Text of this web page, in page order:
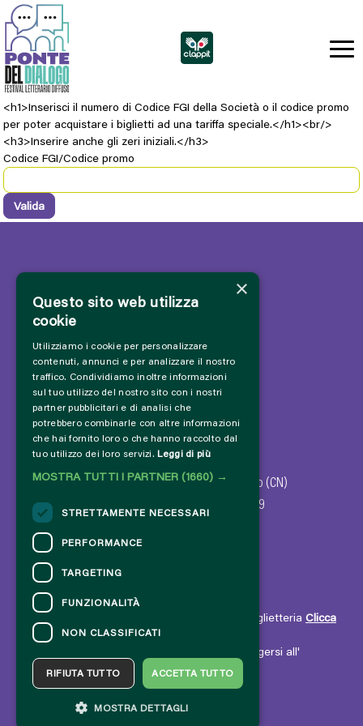
<h1>Inserisci il numero di Codice FGI della Società o il codice promo
per poter acquistare i biglietti ad una tariffa speciale.</h1><br/>
<h3>Inserire anche gli zeri iniziali.</h3>
Codice FGI/Codice promo
© 2024 - Comune di Dronero
Via Giovanni Giolitti, 47 - 12025 Dronero (CN)
Codice fiscale - P. IVA: 00183100049
CONTATTI
Per informazioni e supporto all'acquisto della biglietteria Clicca
Per informazioni sul programma e l'evento, rivolgersi all'
organizzatore.
Dichiarazione di accessibilità
×
Questo sito web utilizza
cookie
Utilizziamo i cookie per personalizzare
contenuti, annunci e per analizzare il nostro
traffico. Condividiamo inoltre informazioni
sul tuo utilizzo del nostro sito con i nostri
partner pubblicitari e di analisi che
potrebbero combinarle con altre informazioni
che hai fornito loro o che hanno raccolto dal
tuo utilizzo dei loro servizi. Leggi di più
MOSTRA TUTTI I PARTNER (1660) →
STRETTAMENTE NECESSARI
PERFORMANCE
TARGETING
FUNZIONALITÀ
NON CLASSIFICATI
ACCETTA TUTTO
RIFIUTA TUTTO
MOSTRA DETTAGLI